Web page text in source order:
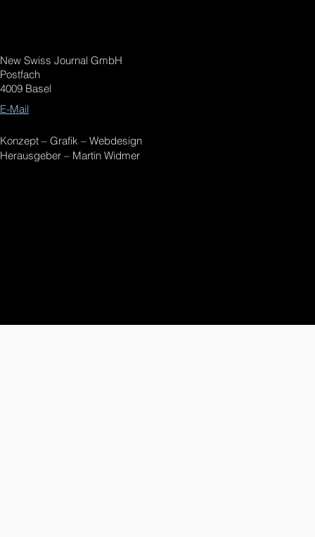
New Swiss Journal GmbH
Postfach
4009 Basel
E-Mail
Konzept – Grafik – Webdesign
Herausgeber – Martin Widmer